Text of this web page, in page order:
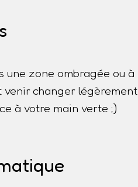
une zone ombragée ou à
changer légèrement
à votre main verte ;)